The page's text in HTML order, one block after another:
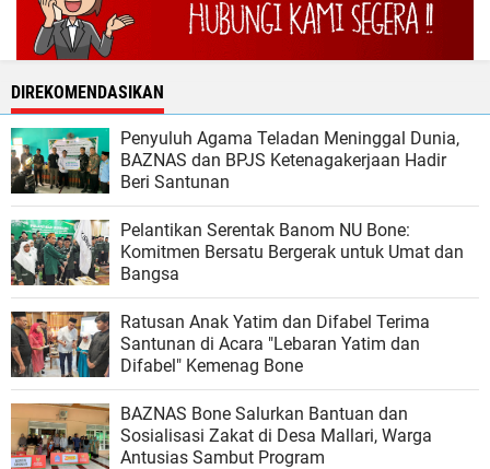
DIREKOMENDASIKAN
Penyuluh Agama Teladan Meninggal Dunia,
BAZNAS dan BPJS Ketenagakerjaan Hadir
Beri Santunan
Pelantikan Serentak Banom NU Bone:
Komitmen Bersatu Bergerak untuk Umat dan
Bangsa
Ratusan Anak Yatim dan Difabel Terima
Santunan di Acara "Lebaran Yatim dan
Difabel" Kemenag Bone
BAZNAS Bone Salurkan Bantuan dan
Sosialisasi Zakat di Desa Mallari, Warga
Antusias Sambut Program